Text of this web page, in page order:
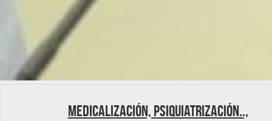
Medicalización, psiquiatrización..,